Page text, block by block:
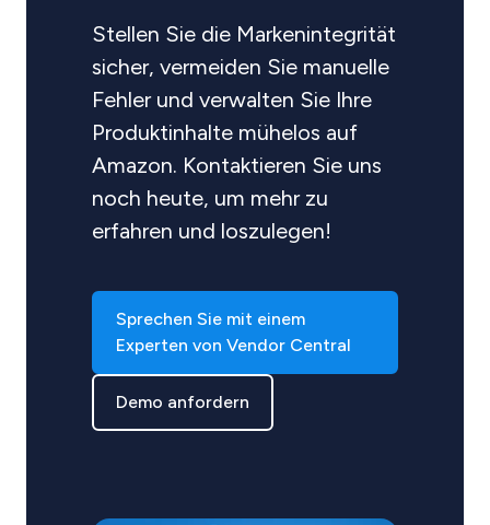
Stellen Sie die Markenintegrität
sicher, vermeiden Sie manuelle
Fehler und verwalten Sie Ihre
Produktinhalte mühelos auf
Amazon. Kontaktieren Sie uns
noch heute, um mehr zu
erfahren und loszulegen!
Sprechen Sie mit einem
Experten von Vendor Central
Demo anfordern